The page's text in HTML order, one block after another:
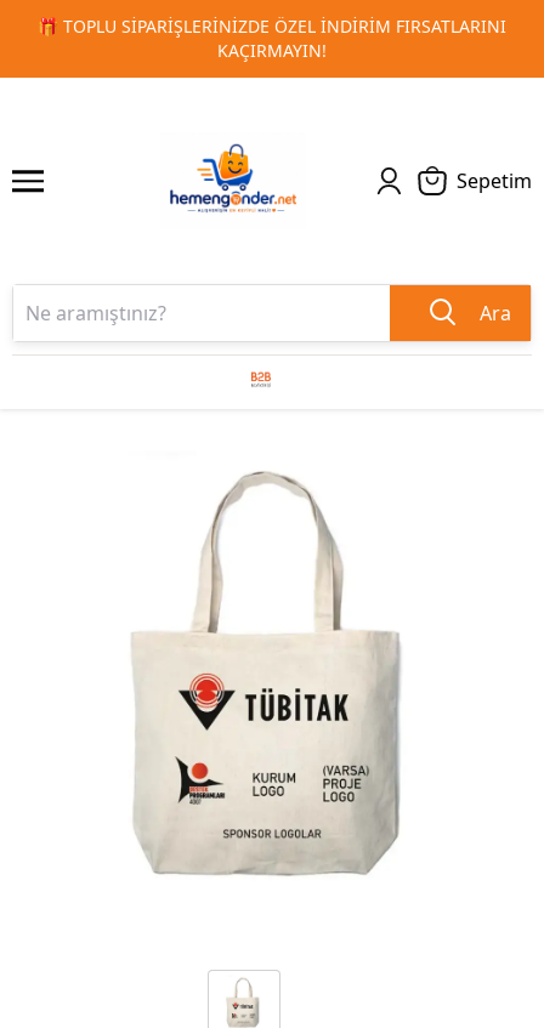
🚀 KURUMSAL PROMOSYON VE MATBAA
TESLIMAT!
1 2
Sepetim
Ara